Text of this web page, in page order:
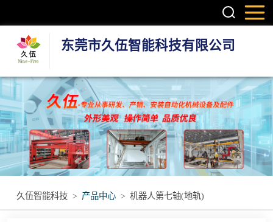
东莞市久伍智能科技有限公司
久伍智能科技 > 产品中心 > 机器人第七轴(地轨)
三轴龙门桁架机
械手
两轴龙门机械手
机器人第七轴(地
轨)
立体库智能仓储